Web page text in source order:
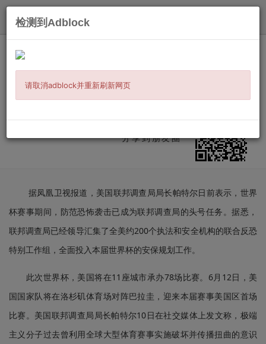
世界杯安保或成FBI安保史上规模最大任
务...
分享到朋友圈
据凤凰卫视报道，美国联邦调查局局长帕特尔日前表示，世界
杯赛事期间，防范恐怖袭击已成为联邦调查局的头号任务。据悉，
联邦调查局已经领导汇集了全美约200个执法和安全机构的联合反恐
特别工作组，全面投入本届世界杯的安保规划工作。
此次世界杯，美国将在11座城市承办78场比赛。6月12日，美
国国家队将在洛杉矶体育场对阵巴拉圭，迎来本届赛事美国区首场
比赛。美国联邦调查局局长帕特尔10日在社交媒体上发文称，极端
主义分子过去曾利用全球大型体育赛事实施破坏并传播扭曲的意识
检测到Adblock
请取消adblock并重新刷新网页